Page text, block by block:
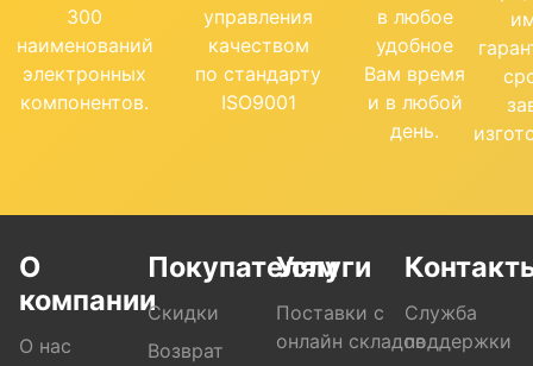
300
наименований
электронных
компонентов.
управления
качеством
по стандарту
ISO9001
в любое
удобное
Вам время
и в любой
день.
О
компании
О нас
Покупателям
Скидки
Возврат
Услуги
Поставки с
онлайн складов
Служба
поддержки